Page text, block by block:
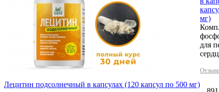
Лецитин подсолнечный в капсулах (120 капсул по 500 мг)
мг)
для